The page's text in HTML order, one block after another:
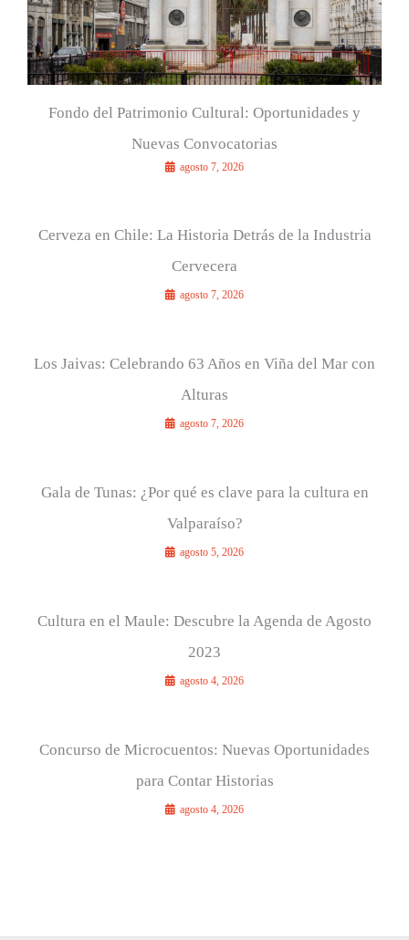
Fondo del Patrimonio Cultural: Oportunidades y
Nuevas Convocatorias
agosto 7, 2026
Cerveza en Chile: La Historia Detrás de la Industria
Cervecera
agosto 7, 2026
Los Jaivas: Celebrando 63 Años en Viña del Mar con
Alturas
agosto 7, 2026
Gala de Tunas: ¿Por qué es clave para la cultura en
Valparaíso?
agosto 5, 2026
Cultura en el Maule: Descubre la Agenda de Agosto
2023
agosto 4, 2026
Concurso de Microcuentos: Nuevas Oportunidades
para Contar Historias
agosto 4, 2026